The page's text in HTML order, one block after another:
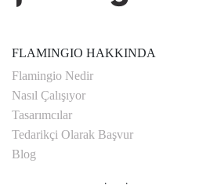
FLAMINGIO HAKKINDA
Flamingio Nedir
Nasıl Çalışıyor
Tasarımcılar
Tedarikçi Olarak Başvur
Blog